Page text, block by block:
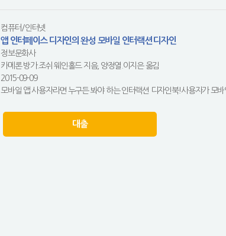
컴퓨터/인터넷
앱 인터페이스 디자인의 완성 모바일 인터랙션 디자인
정보문화사
카메론 방가.조쉬 웨인홀드 지음, 양정열.이지은 옮김
2015-09-09
모바일 앱 사용자라면 누구든 봐야 하는 인터랙션 디자인북!사용자가 모
대출